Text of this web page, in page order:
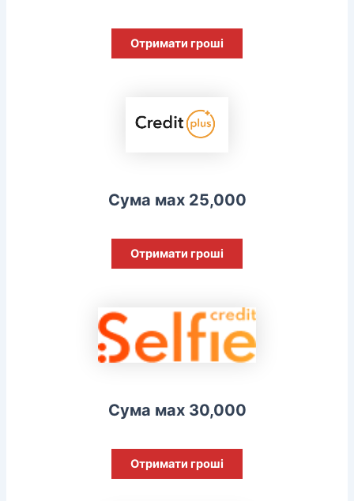
Отримати гроші
Сума мах 25,000
Отримати гроші
Сума мах 30,000
Отримати гроші